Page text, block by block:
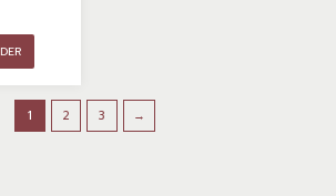
1 2 3 →